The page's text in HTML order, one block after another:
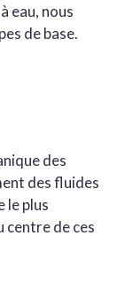
eau, nous
de base.
des
des fluides
le plus
centre de ces